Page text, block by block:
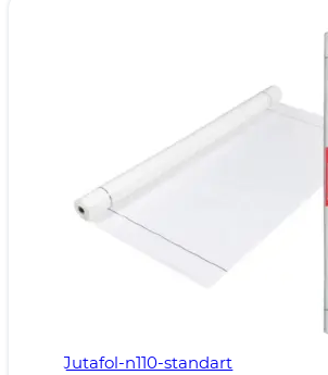
Jutafol-n110-standart